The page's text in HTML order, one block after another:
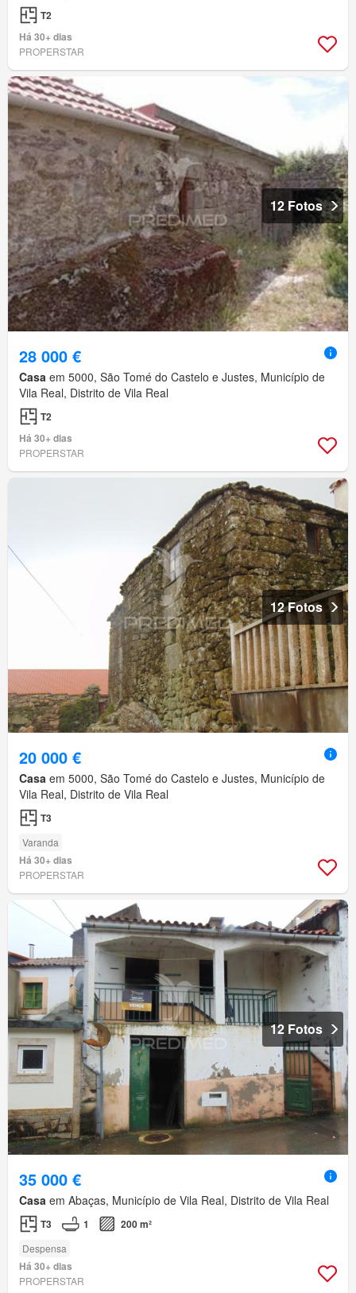
T2
Há 30+ dias
PROPERSTAR
12 Fotos
28 000 €
Casa em 5000, São Tomé do Castelo e Justes, Município de
Vila Real, Distrito de Vila Real
T2
Há 30+ dias
PROPERSTAR
12 Fotos
20 000 €
Casa em 5000, São Tomé do Castelo e Justes, Município de
Vila Real, Distrito de Vila Real
T3
Varanda
Há 30+ dias
PROPERSTAR
12 Fotos
35 000 €
Casa em Abaças, Município de Vila Real, Distrito de Vila Real
T3 1 200 m²
Despensa
Há 30+ dias
PROPERSTAR